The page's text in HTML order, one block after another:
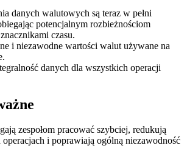
danych walutowych są teraz w pełni
potencjalnym rozbieżnościom
czasu.
i niezawodne wartości walut używane na
danych dla wszystkich operacji
zespołom pracować szybciej, redukują
i poprawiają ogólną niezawodność